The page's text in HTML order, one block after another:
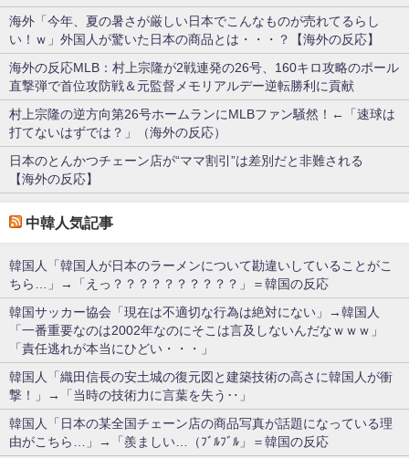
海外「今年、夏の暑さが厳しい日本でこんなものが売れてるらし
い！ｗ」外国人が驚いた日本の商品とは・・・？【海外の反応】
海外の反応MLB：村上宗隆が2戦連発の26号、160キロ攻略のポール
直撃弾で首位攻防戦＆元監督メモリアルデー逆転勝利に貢献
村上宗隆の逆方向第26号ホームランにMLBファン騒然！←「速球は
打てないはずでは？」（海外の反応）
日本のとんかつチェーン店が“ママ割引”は差別だと非難される
【海外の反応】
中韓人気記事
韓国人「韓国人が日本のラーメンについて勘違いしていることがこ
ちら…」→「えっ？？？？？？？？？？」＝韓国の反応
韓国サッカー協会「現在は不適切な行為は絶対にない」→韓国人
「一番重要なのは2002年なのにそこは言及しないんだなｗｗｗ」
「責任逃れが本当にひどい・・・」
韓国人「織田信長の安土城の復元図と建築技術の高さに韓国人が衝
撃！」→「当時の技術力に言葉を失う‥」
韓国人「日本の某全国チェーン店の商品写真が話題になっている理
由がこちら…」→「羨ましい…（ﾌﾞﾙﾌﾞﾙ」＝韓国の反応